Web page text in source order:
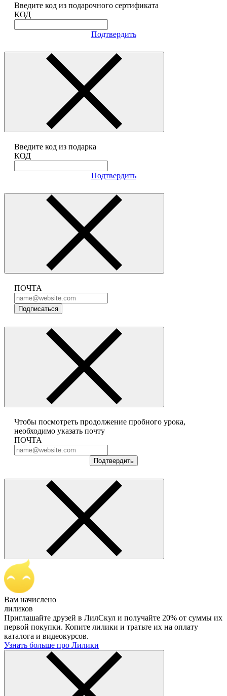
Введите код из подарочного сертификата
КОД
Подтвердить
Введите код из подарка
КОД
Подтвердить
ПОЧТА
Подписаться
Чтобы посмотреть продолжение пробного урока,
необходимо указать почту
ПОЧТА
Подтвердить
Вам начислено
лиликов
Приглашайте друзей в ЛилСкул и получайте 20% от суммы их
первой покупки. Копите лилики и тратьте их на оплату
каталога и видеокурсов.
Узнать больше про Лилики